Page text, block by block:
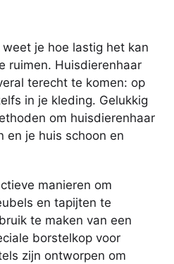
je hoe lastig het kan
ruimen. Huisdierenhaar
terecht te komen: op
in je kleding. Gelukkig
om huisdierenhaar
je huis schoon en
manieren om
en tapijten te
te maken van een
borstelkop voor
zijn ontworpen om